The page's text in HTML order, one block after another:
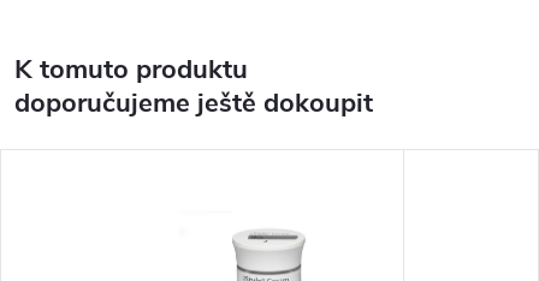
K tomuto produktu
doporučujeme ještě dokoupit